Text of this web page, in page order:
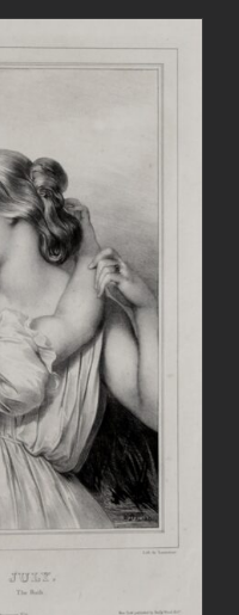
/ DETTAGLI